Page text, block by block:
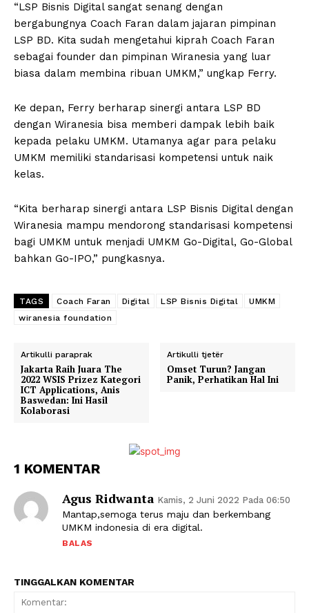
“LSP Bisnis Digital sangat senang dengan
bergabungnya Coach Faran dalam jajaran pimpinan
LSP BD. Kita sudah mengetahui kiprah Coach Faran
sebagai founder dan pimpinan Wiranesia yang luar
biasa dalam membina ribuan UMKM,” ungkap Ferry.
Ke depan, Ferry berharap sinergi antara LSP BD
dengan Wiranesia bisa memberi dampak lebih baik
kepada pelaku UMKM. Utamanya agar para pelaku
UMKM memiliki standarisasi kompetensi untuk naik
kelas.
“Kita berharap sinergi antara LSP Bisnis Digital dengan
Wiranesia mampu mendorong standarisasi kompetensi
bagi UMKM untuk menjadi UMKM Go-Digital, Go-Global
bahkan Go-IPO,” pungkasnya.
TAGS Coach Faran Digital LSP Bisnis Digital
UMKM
wiranesia foundation
Artikulli paraprak
Jakarta Raih Juara The
2022 WSIS Prizez Kategori
ICT Applications, Anis
Baswedan: Ini Hasil
Kolaborasi
Artikulli tjetër
Omset Turun? Jangan
Panik, Perhatikan Hal Ini
1 KOMENTAR
Agus Ridwanta Kamis, 2 Juni 2022 Pada 06:50
Mantap,semoga terus maju dan berkembang
UMKM indonesia di era digital.
BALAS
TINGGALKAN KOMENTAR